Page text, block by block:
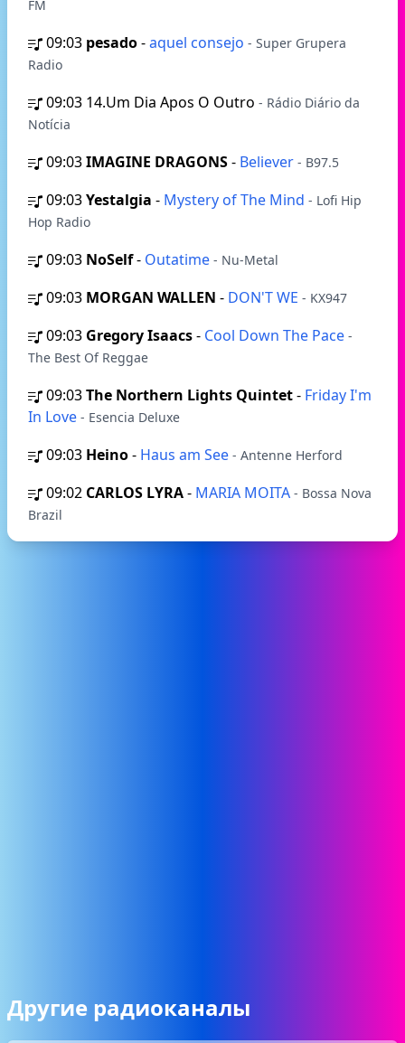
FM
09:03 pesado-aquel consejo - Super Grupera
Radio
09:03 14.Um Dia Apos O Outro - Rádio Diário da
Notícia
09:03IMAGINE DRAGONS- Believer - B97.5
09:03Yestalgia - Mystery of The Mind - Lofi Hip
Hop Radio
09:03 NoSelf- Outatime - Nu-Metal
09:03 MORGAN WALLEN - DON'T WE - KX947
09:03 Gregory Isaacs- Cool Down The Pace -
The Best Of Reggae
09:03The Northern Lights Quintet- Friday I'm
In Love - Esencia Deluxe
09:03 Heino- Haus am See - Antenne Herford
09:02 CARLOS LYRA- MARIA MOITA - Bossa Nova
Brazil
Другие радиоканалы